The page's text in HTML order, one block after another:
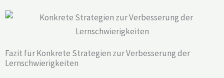
Fazit für Konkrete Strategien zur Verbesserung der
Lernschwierigkeiten